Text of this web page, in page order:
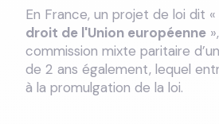
En France, un projet de loi dit «
droit de l'Union européenne
commission mixte paritaire
de 2 ans également, lequel
à la promulgation de la loi.